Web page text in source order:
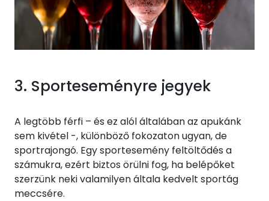
3. Sporteseményre jegyek
A legtöbb férfi – és ez alól általában az apukánk
sem kivétel -, különböző fokozaton ugyan, de
sportrajongó. Egy sportesemény feltöltődés a
számukra, ezért biztos örülni fog, ha belépőket
szerzünk neki valamilyen általa kedvelt sportág
meccsére.